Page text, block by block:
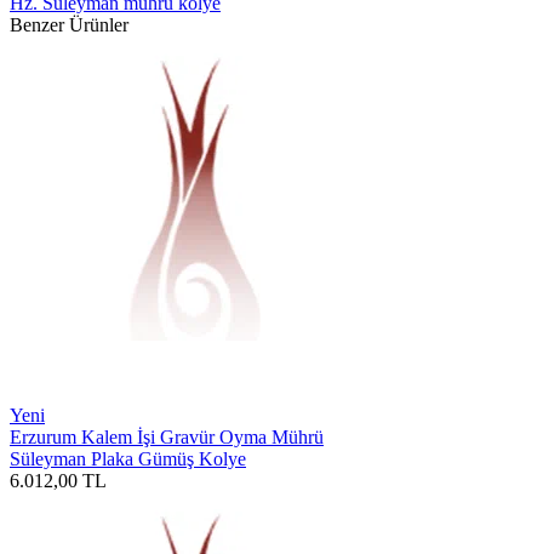
Benzer Ürünler
Yeni
Erzurum Kalem İşi Gravür Oyma Mührü
Süleyman Plaka Gümüş Kolye
6.012,00 TL